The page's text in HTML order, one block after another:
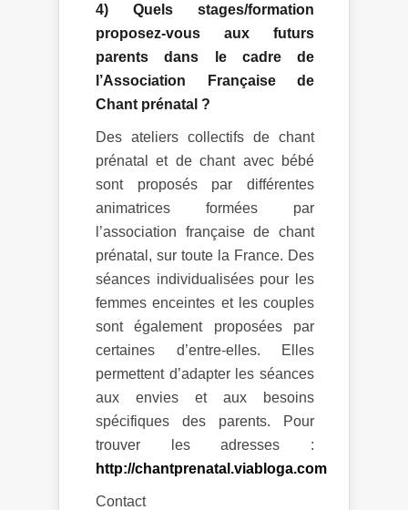
4) Quels stages/formation
proposez-vous aux futurs
parents dans le cadre de
l’Association Française de
Chant prénatal ?
Des ateliers collectifs de chant
prénatal et de chant avec bébé
sont proposés par différentes
animatrices formées par
l’association française de chant
prénatal, sur toute la France. Des
séances individualisées pour les
femmes enceintes et les couples
sont également proposées par
certaines d’entre-elles. Elles
permettent d’adapter les séances
aux envies et aux besoins
spécifiques des parents. Pour
trouver les adresses :
http://chantprenatal.viabloga.com
Contact